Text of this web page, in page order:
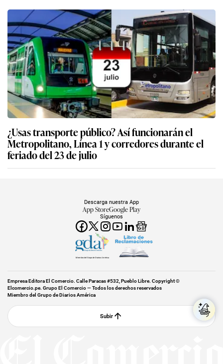
¿Usas transporte público? Así funcionarán el
Metropolitano, Línea 1 y corredores durante el
feriado del 23 de julio
Síguenos
Descarga nuestra App
App StoreGoogle Play
Miembro del Grupo de Diarios América
Empresa Editora El Comercio. Calle Paracas #532, Pueblo Libre. Copyright ©
Elcomercio.pe. Grupo El Comercio — Todos los derechos reservados
Miembro del Grupo de Diarios América
Subir